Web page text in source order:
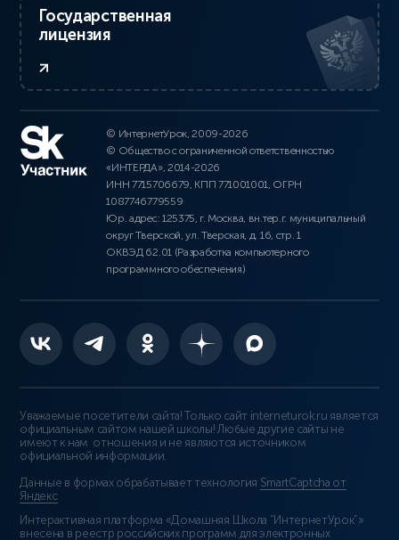
Государственная
лицензия
© ИнтернетУрок, 2009-2026
© Общество с ограниченной ответственностью
«ИНТЕРДА», 2014-2026
ИНН 7715706679, КПП 771001001, ОГРН
1087746779559
Юр. адрес: 125375, г. Москва, вн.тер.г. муниципальный
округ Тверской, ул. Тверская, д. 16, стр. 1
ОКВЭД 62.01 (Разработка компьютерного
программного обеспечения)
Уважаемые посетители сайта! Только сайт interneturok.ru является
официальным сайтом нашей школы! Любые другие сайты не
имеют к нам отношения и не являются источником
официальной информации.
Данные в формах обрабатывает технология SmartCaptcha от
Яндекс
Интерактивная платформа «Домашняя Школа “ИнтернетУрок”»
внесена в реестр российских программ для электронных